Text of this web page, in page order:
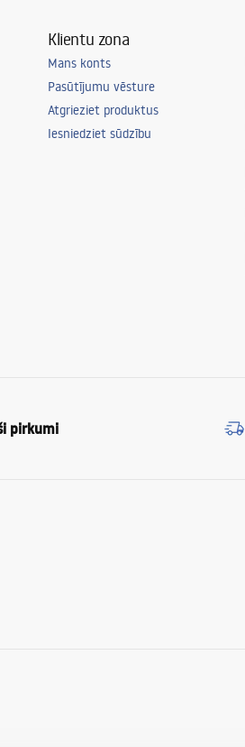
Klientu zona
Mans konts
Pasūtījumu vēsture
Atgrieziet produktus
Iesniedziet sūdzību
pirkumi